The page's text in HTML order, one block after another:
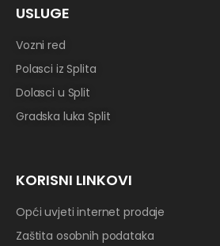
KORISNI LINKOVI
Opći uvjeti internet prodaje
Zaštita osobnih podataka
USLUGE
Vozni red
Polasci iz Splita
Dolasci u Split
Gradska luka Split